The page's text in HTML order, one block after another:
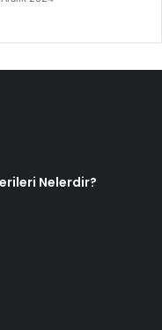
Nelerdir?